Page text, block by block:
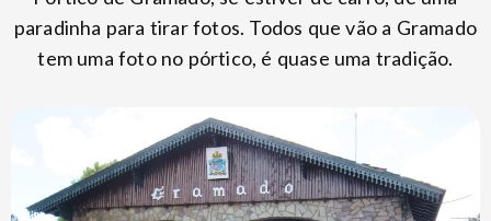
paradinha para tirar fotos. Todos que vão a Gramado
tem uma foto no pórtico, é quase uma tradição.